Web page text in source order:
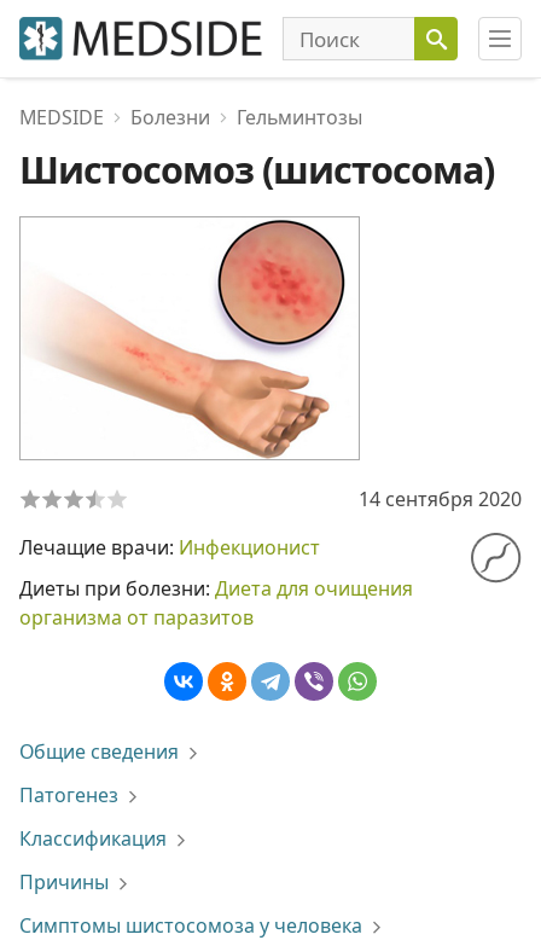
MEDSIDE Болезни Гельминтозы
Шистосомоз (шистосома)
14 сентября 2020
Лечащие врачи: Инфекционист
Диеты при болезни: Диета для очищения
организма от паразитов
Общие сведения
Патогенез
Классификация
Причины
Симптомы шистосомоза у человека